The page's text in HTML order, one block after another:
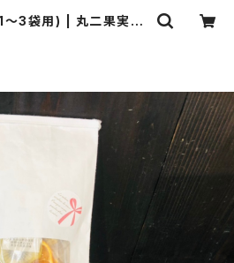
3袋用) | 丸二果実店